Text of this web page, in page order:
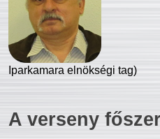
Iparkamara elnökségi tag)
A verseny